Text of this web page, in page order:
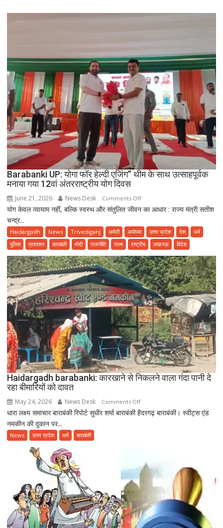
Barabanki UP: योगा फॉर हेल्दी एजिंग” थीम के साथ उत्साहपूर्वक
मनाया गया 12वां अंतरराष्ट्रीय योग दिवस
June 21, 2026 News Desk Comments Offon
Barabanki
योगा
फॉर
एजिंग”
थीम
के
साथ
उत्साहपूर्वक
मनाया
गया
12वां
अंतरराष्ट्रीय
योग
दिवस
योग केवल व्यायाम नहीं, बल्कि स्वस्थ और संतुलित जीवन का आधार : राज्य मंत्री सतीश
चन्द्र...
Haidargadh News Trivediganj अमेठी अयोध्या उत्तर प्रदेश देश
धर्म
पुलिस
प्रशासन बाराबंकी मोदी राजनीति राज्य राष्ट्रीय लखनऊ विदेश
Haidargadh barabanki: कारखाने से निकलने वाला गंदा पानी दे
रहा बीमारियों को दावत
May 24, 2026 News Desk Comments Offon
Haidargadh
वाला
रहा
बीमारियों
धारा लक्ष्य समाचार बाराबंकी रिपोर्ट सुधीर शर्मा बाराबंकी हैदरगढ़ बाराबंकी। स्वीट्स एंड
नमकीन की दुकान पर...
News उत्तर प्रदेश धर्म बाराबंकी